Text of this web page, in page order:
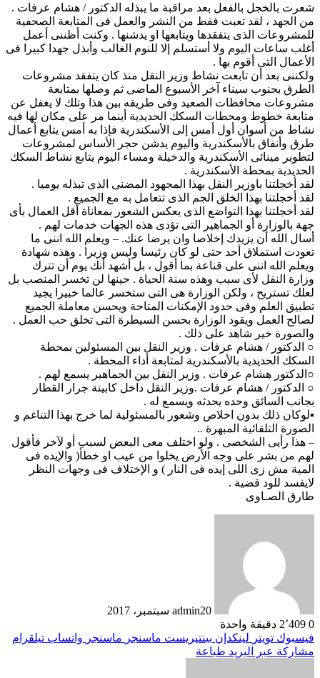
شعرت بالخجل بالفعل بعد مراقبة ما يبذله الدكتور / هشام عرفات .
من الجهد ، لقد تعبت فقط من النشر والعمل فى المتابعة الصحفية
للمشروعات الذى يتفقدها ويتابعها او يدشنها . وكنت أظننى أعمل
أغلب ساعات اليوم ولا أستسلم إلا للنوم الغالب وأبذل جهدا كبيرا فى
الأعمال التى أقوم بها .
ولكننى بعد أن تابعت نشاط وزير النقل منذ كان يتفقد مشروعات
الطرق بجنوب سيناء آخر الأسبوع الماضى ثم وصلها بمتابعة
مشروعات محافظات الصعيد وفى طريقه بين هذا وتلك لا يغفل عن
متابعة خطوط ومحطات السكك الحديدية أينما مر على مكان لها فيه
نشاط من أسوان أول أمس إلى الأسكندرية فإذا به أمس يتابع أعمال
طرق وأنفاق بالأسكندرية واليوم يدشن حجر الأساس لمشروعات
لتطوير مينائى الأسكندرية والدخيلة ومساء اليوم يتابع نشاط السكك
الحديدية بمحطة الأسكندرية .
لقد أخجلتنا باوزير النقل بهذا المجهود المضنى الذى تبذله يوميا .
لقد أخجلتنا بهذا الخلق الجم الذى تتعامل به مع الجميع .
لقد أخجلتنا بهذا التواضع الذى يعكس الشعور بمعاناة أقل العمال بأى
جهة بالوزارة أو الجماهير التى تؤدى هذه الجهات خدمات لهم .
أسال الله أن يزيدك إخلاصا وان يرضا عنك. – ويعلم الله اننى ما
تعودت استملاق أحد حتى لو كان رئيسا وليس وزيرا . وهذه شهادة
ويعلم الله اننى على قناعة بما أقول ، بل أشهد أنك يوم أن تترك
وزارة النقل لأى سبب وهذه سنة الحياة . حينها لن تخسر المنصب بل
لعلك تستريح ، ولكن الوزارة هى التى ستخسر عالما خبيرا يجيد
تطبيق العلم وفى حدود الإمكنات المتاحة ويحسن معاملة الجميع
لصالح العمل ويقود الوزارة بحسن السيطرة التى تخلق حب العمل .
والصورة خير شاهد على ذلك .
○ الدكتور / هشام عرفات . وزير النقل بين المسئولين بمحطة
السكك الحديدية باﻷسكندرية لمتابعة أداء المحطة .
○الدكتور هشام عرفات . وزير النقل بين الجماهير يسمع لهم .
○ الدكتور / هشام عرفات .وزير النقل داخل كابينة جرار القطار
بجانب السائق وحده يحدثه ويسمع له .
▪لوكان ذلك بدون اخلاص وشعور بالمسئولية لما خرج بهذا التناغم و
الصورة التلقائية المبهرة ..
– هذا رأيى الشخصى . ولو اختلف معى البعض لسبب أو ﻵخر فأقول
لهم من بشر على وجه اﻷرض يخلوا من عيب او خطأ( والإيده فى
المية مش زى اللى إيده فى النار ) و اﻹختلاف فى وجهات النظر
ﻻيفسد للود قضية .
طارق الصـاوى
admin20 سبتمبر، 2017
0
دقيقة واحدة
فيسبوك تويتر لينكدإن بينتيريست ماسنجر ماسنجر واتساب تيلقرام
مشاركة عبر البريد طباعة